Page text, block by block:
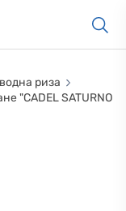
риза
"CADEL SATURNO